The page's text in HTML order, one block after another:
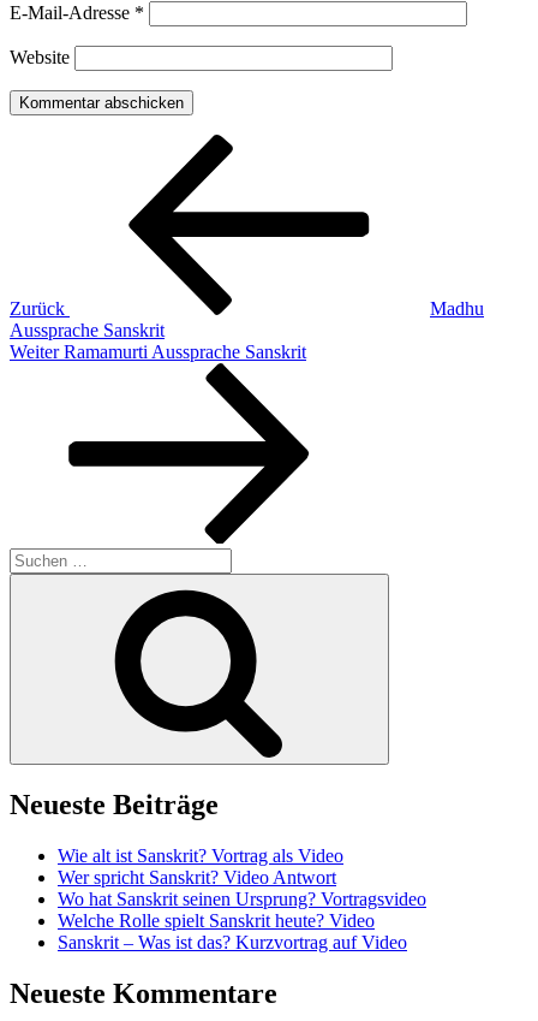
E-Mail-Adresse *
Website
Beitragsnavigation
Zurück
Madhu
Aussprache Sanskrit
Nächster
Weiter Ramamurti Aussprache Sanskrit
Suchen
nach:
Neueste Beiträge
Wie alt ist Sanskrit? Vortrag als Video
Wer spricht Sanskrit? Video Antwort
Wo hat Sanskrit seinen Ursprung? Vortragsvideo
Welche Rolle spielt Sanskrit heute? Video
Sanskrit – Was ist das? Kurzvortrag auf Video
Neueste Kommentare